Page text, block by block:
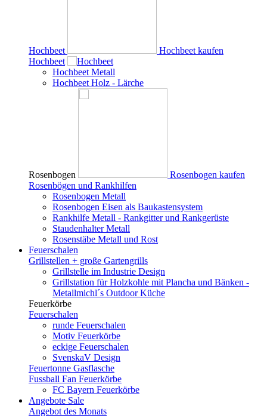
Hochbeet
Hochbeet kaufen
Hochbeet
Hochbeet Metall
Hochbeet Holz - Lärche
Rosenbogen
Rosenbogen kaufen
Rosenbögen und Rankhilfen
Rosenbogen Metall
Rosenbogen Eisen als Baukastensystem
Rankhilfe Metall - Rankgitter und Rankgerüste
Staudenhalter Metall
Rosenstäbe Metall und Rost
Feuerschalen
Grillstellen + große Gartengrills
Grillstelle im Industrie Design
Grillstation für Holzkohle mit Plancha und Bänken -
Metallmichl´s Outdoor Küche
Feuerkörbe
Feuerschalen
runde Feuerschalen
Motiv Feuerkörbe
eckige Feuerschalen
SvenskaV Design
Feuertonne Gasflasche
Fussball Fan Feuerkörbe
FC Bayern Feuerkörbe
Angebote Sale
Angebot des Monats